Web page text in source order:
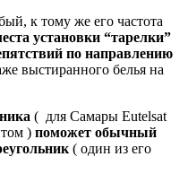
к тому же его частота
установки “тарелки”
по направлению
выстиранного белья на
( для Самары Eutelsat
) поможет обычный
( один из его